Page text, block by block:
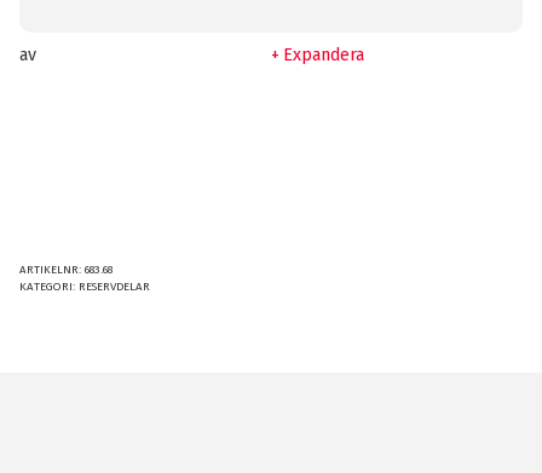
av Expandera
ARTIKELNR: 683.68
KATEGORI: RESERVDELAR